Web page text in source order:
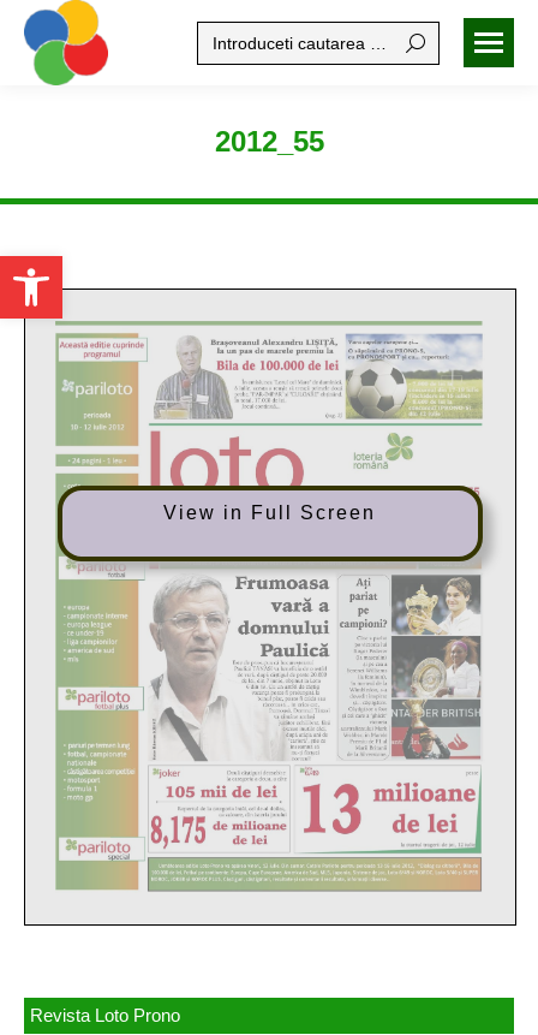
Open toolbar
Search:
2012_55
View in Full Screen
Revista Loto Prono